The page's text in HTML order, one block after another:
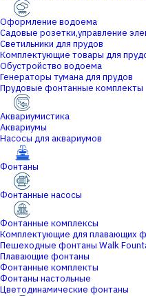
Оформление водоема
Садовые розетки,управление
Светильники для прудов
Комплектующие товары для
Обустройство водоема
Генераторы тумана для прудов
Прудовые фонтанные комплекты
Аквариумистика
Аквариумы
Насосы для аквариумов
Фонтаны
Фонтанные насосы
Фонтанные комплексы
Комплектующие для плавающих
Пешеходные фонтаны Walk
Плавающие фонтаны
Фонтанные комплекты
Фонтаны настольные
Цветодинамические фонтаны